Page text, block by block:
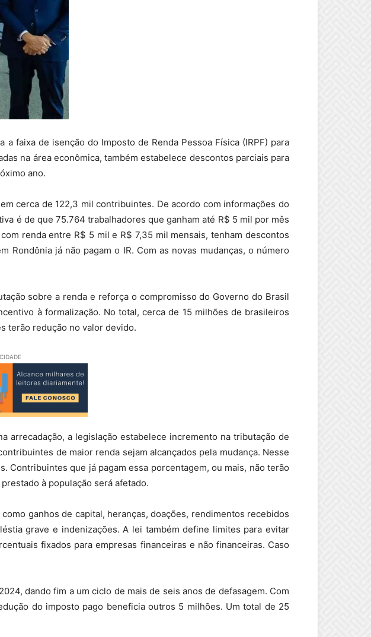
faixa de isenção do Imposto de Renda Pessoa Física (IRPF) para
na área econômica, também estabelece descontos parciais para
ano.
cerca de 122,3 mil contribuintes. De acordo com informações do
é de que 75.764 trabalhadores que ganham até R$ 5 mil por mês
renda entre R$ 5 mil e R$ 7,35 mil mensais, tenham descontos
Rondônia já não pagam o IR. Com as novas mudanças, o número
sobre a renda e reforça o compromisso do Governo do Brasil
à formalização. No total, cerca de 15 milhões de brasileiros
terão redução no valor devido.
arrecadação, a legislação estabelece incremento na tributação de
de maior renda sejam alcançados pela mudança. Nesse
Contribuintes que já pagam essa porcentagem, ou mais, não terão
à população será afetado.
ganhos de capital, heranças, doações, rendimentos recebidos
grave e indenizações. A lei também define limites para evitar
fixados para empresas financeiras e não financeiras. Caso
dando fim a um ciclo de mais de seis anos de defasagem. Com
do imposto pago beneficia outros 5 milhões. Um total de 25